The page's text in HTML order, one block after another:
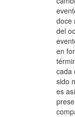
doce
del
en
cada
sido
es